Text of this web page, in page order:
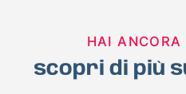
HAI ANCORA
scopri di più